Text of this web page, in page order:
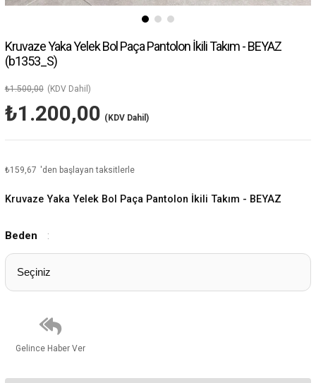
Kruvaze Yaka Yelek Bol Paça Pantolon İkili Takım - BEYAZ
(b1353_S)
₺1.500,00 (KDV Dahil)
₺1.200,00 (KDV Dahil)
₺159,67 'den başlayan taksitlerle
Kruvaze Yaka Yelek Bol Paça Pantolon İkili Takım - BEYAZ
Beden :
Gelince Haber Ver